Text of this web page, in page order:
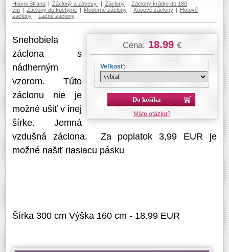
Hlavni Strana | Záclony a závesy | Záclony | Záclony krátke do 180
cm | Záclony do kuchyne | Moderné záclony | Kusové záclony | Hotové
záclony | Lacné záclony
Cena: 18.99 €
Veľkosť:
Do košíka
Máte otázku?
Snehobiela
záclona s
nádherným
vzorom. Túto
záclonu nie je
možné ušiť v inej
šírke. Jemná
vzdušná záclona. Za poplatok 3,99 EUR je
možné našiť riasiacu pásku
Šírka 300 cm Výška 160 cm - 18.99 EUR